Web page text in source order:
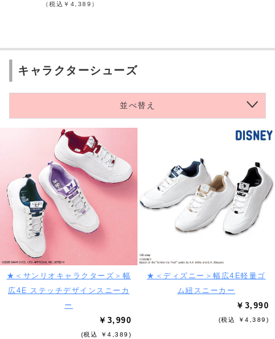
（税込￥4,389）
キャラクターシューズ
並べ替え
★＜サンリオキャラクターズ＞幅
広4E ステッチデザインスニーカ
ー
￥3,990
(税込 ￥4,389)
★＜ディズニー＞幅広4E軽量ゴ
ム紐スニーカー
￥3,990
(税込 ￥4,389)